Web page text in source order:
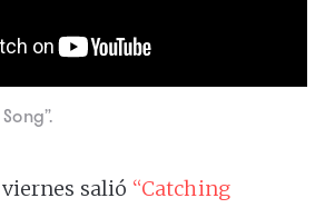
salió “Catching